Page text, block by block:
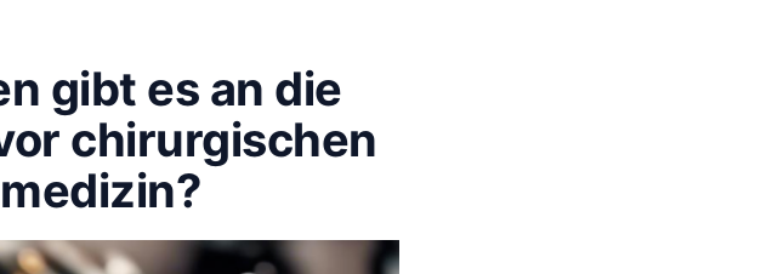
gibt es an die
chirurgischen